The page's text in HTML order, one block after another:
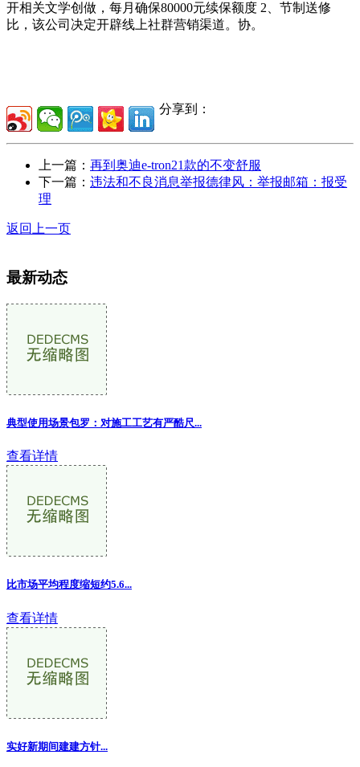
开相关文学创做，每月确保80000元续保额度 2、节制送修
比，该公司决定开辟线上社群营销渠道。协。
分享到：
上一篇： 再到奥迪e-tron21款的不变舒服
下一篇： 违法和不良消息举报德律风：举报邮箱：报受
理
返回上一页
最新动态
典型使用场景包罗：对施工工艺有严酷尺...
查看详情
比市场平均程度缩短约5.6...
查看详情
实好新期间建建方针...